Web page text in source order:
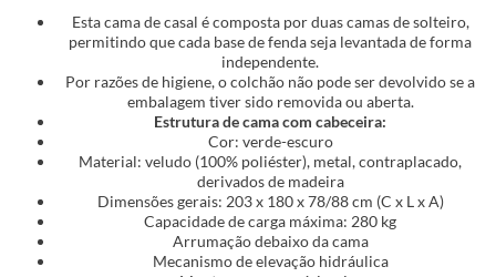
Esta cama de casal é composta por duas camas de solteiro,
permitindo que cada base de fenda seja levantada de forma
independente.
Por razões de higiene, o colchão não pode ser devolvido se a
embalagem tiver sido removida ou aberta.
Estrutura de cama com cabeceira:
Cor: verde-escuro
Material: veludo (100% poliéster), metal, contraplacado,
derivados de madeira
Dimensões gerais: 203 x 180 x 78/88 cm (C x L x A)
Capacidade de carga máxima: 280 kg
Arrumação debaixo da cama
Mecanismo de elevação hidráulica